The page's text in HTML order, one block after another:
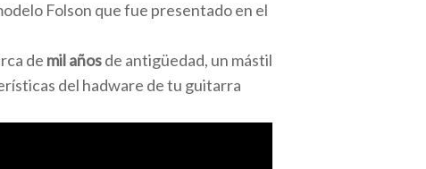
Folson que fue presentado en el
de mil añosde antigüedad, un mástil
del hadware de tu guitarra